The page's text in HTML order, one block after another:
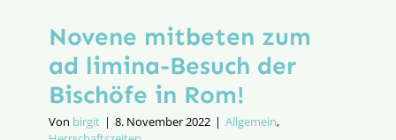
Novene mitbeten zum
ad limina-Besuch der
Bischöfe in Rom!
Von birgit | 8. November 2022 | Allgemein,